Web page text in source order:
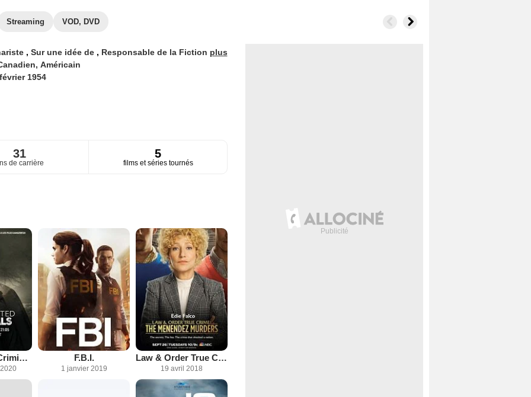
Streaming VOD, DVD
, Sur une idée de , Responsable de la Fiction plus
Américain
1954
31
de carrière
5
films et séries tournés
Most Wanted Criminals F.B.I.
1 janvier 2019
Law & Order True Crime
19 avril 2018